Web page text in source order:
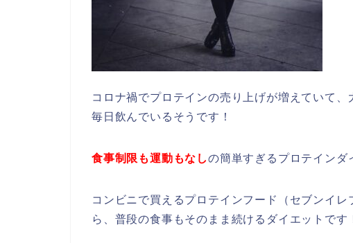
コロナ禍でプロテインの売り上げが増えていて
毎日飲んでいるそうです！
食事制限も運動もなしの簡単すぎるプロテインダ
コンビニで買えるプロテインフード（セブンイ
ら、普段の食事もそのまま続けるダイエットです